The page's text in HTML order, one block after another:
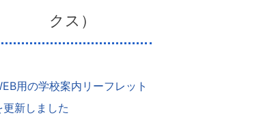
クス）
用の学校案内リーフレット
更新しました